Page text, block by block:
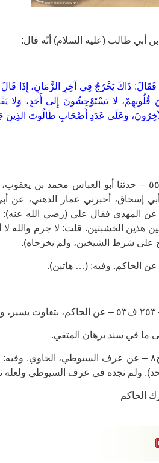
أبي طالب (عليه السلام) أنّه قال:
ذَاكَ يَخْرُجُ فِي آخِرِ الزَّمَانِ، إِذَا قَالَ
قُلُوبِهِمْ، لا يَسْتَوْحِشُونَ إِلى أَحَدٍ،
وَعَلَى عَدَدِ أَصْحَابِ طَالُوتَ الذِينَ
* المستدرك للحاكم: ج٤ ص٥٥٤ – حدثنا أبو
إسحاق، أخبرني عمار الدهني، عن
المهدي فقال علي (رضي الله عنه): …
هذين الخشبتين. قلت: لا جرم والله
على شرط الشيخين، ولم يخرجاه).
ما في سند برهان المتقي.
* برهان المتقي: ص١٤٤ ب٦ ح٨ – عن عرف
ولم نجده في عرف السيوطي ولعله